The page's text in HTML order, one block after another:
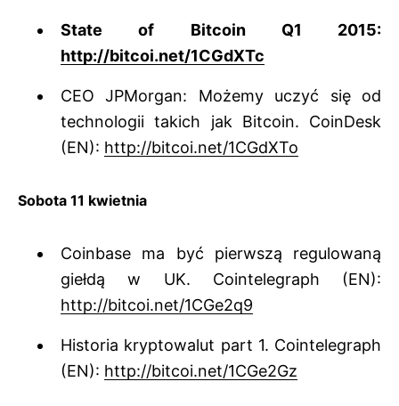
State of Bitcoin Q1 2015:
http://bitcoi.net/1CGdXTc
CEO JPMorgan: Możemy uczyć się od
technologii takich jak Bitcoin. CoinDesk
(EN): http://bitcoi.net/1CGdXTo
Sobota 11 kwietnia
Coinbase ma być pierwszą regulowaną
giełdą w UK. Cointelegraph (EN):
http://bitcoi.net/1CGe2q9
Historia kryptowalut part 1. Cointelegraph
(EN): http://bitcoi.net/1CGe2Gz